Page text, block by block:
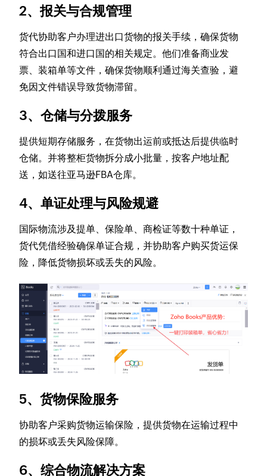
2、报关与合规管理
货代协助客户办理进出口货物的报关手续，确保货物
符合出口国和进口国的相关规定。他们准备商业发
票、装箱单等文件，确保货物顺利通过海关查验，避
免因文件错误导致货物滞留。
3、仓储与分拨服务
提供短期存储服务，在货物出运前或抵达后提供临时
仓储。并将整柜货物拆分成小批量，按客户地址配
送，如送往亚马逊FBA仓库。
4、单证处理与风险规避
国际物流涉及提单、保险单、商检证等数十种单证，
货代凭借经验确保单证合规，并协助客户购买货运保
险，降低货物损坏或丢失的风险。
5、货物保险服务
协助客户采购货物运输保险，提供货物在运输过程中
的损坏或丢失风险保障。
6、综合物流解决方案